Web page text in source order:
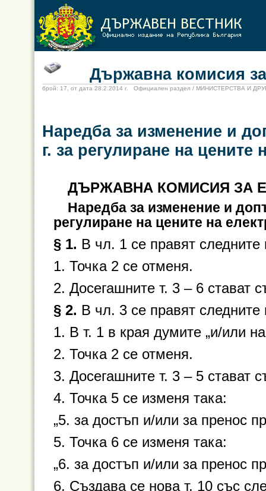
Държавна комисия за
брой: 17, от дата 28.2.2014 г. Официален раздел / МИНИСТЕРСТВА И
Наредба за изменение и
г. за регулиране на цените
ДЪРЖАВНА КОМИСИЯ ЗА
Наредба за изменение и
регулиране на цените на
§ 1. В чл. 1 се правят следните
1. Точка 2 се отменя.
2. Досегашните т. 3 – 6 стават
§ 2. В чл. 3 се правят
1. В т. 1 в края думите „и/или
2. Точка 2 се отменя.
3. Досегашните т. 3 – 5 стават
4. Точка 5 се изменя така:
„5. за достъп и/или за пренос
5. Точка 6 се изменя така:
„6. за достъп и/или за пренос
6. Създава се нова т. 10 със